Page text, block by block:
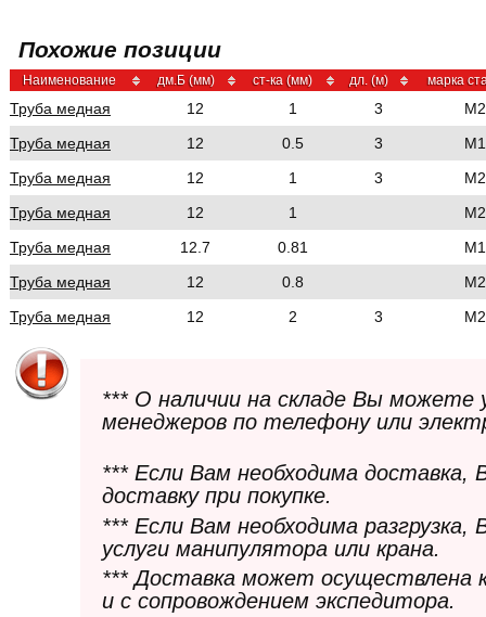
Похожие позиции
Наименование дм.Б (мм) ст-ка (мм) дл. (м) марка
Труба медная 12 1 3
М2
Труба медная
12 0.5 3
М1
Труба медная
12 1 3
М2
Труба медная
12 1
М2
Труба медная
12.7 0.81
М1
Труба медная
12 0.8
М2
Труба медная
12 2 3 М2
*** О наличии на складе Вы можете
менеджеров по телефону или
*** Если Вам необходима
доставку при покупке.
*** Если Вам необходима
услуги манипулятора или крана.
*** Доставка может осуществлена
и с сопровождением экспедитора.